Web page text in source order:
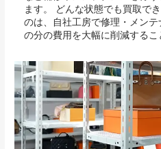
ます。 どんな状態でも買取で
のは、自社工房で修理・メン
の分の費用を大幅に削減するこ